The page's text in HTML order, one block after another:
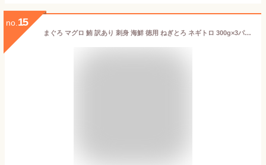
no. 15
まぐろ マグロ 鮪 訳あり 刺身 海鮮 徳用 ねぎとろ ネギトロ 300g×3パック 冷凍 鉄火丼 最安値挑戦 送料無料 激安 まぐろたたき 【注意】北海道、沖縄は追加送料を997円加算し、ご請求いたします。 お歳暮 2025 ギフト 海鮮 魚 魚介類 御歳暮 おせいぼ